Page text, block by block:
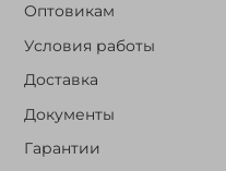
Оптовикам
Условия работы
Доставка
Документы
Гарантии